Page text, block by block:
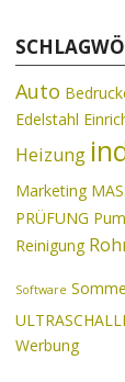
Auto
Edelstahl
Heizung
Marketing
PRÜFUNG
Reinigung
Software
Werbung